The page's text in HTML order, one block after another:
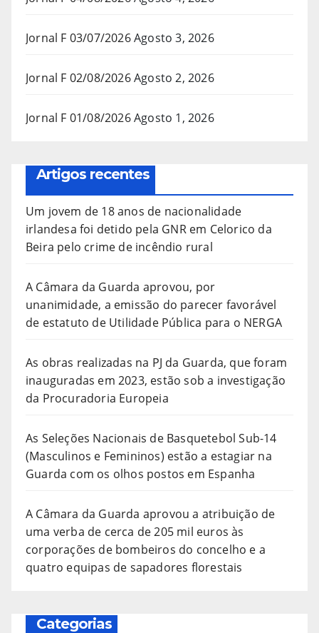
Jornal F 03/07/2026Agosto 3, 2026
Jornal F 02/08/2026Agosto 2, 2026
Jornal F 01/08/2026Agosto 1, 2026
Artigos recentes
Um jovem de 18 anos de nacionalidade
irlandesa foi detido pela GNR em Celorico da
Beira pelo crime de incêndio rural
A Câmara da Guarda aprovou, por
unanimidade, a emissão do parecer favorável
de estatuto de Utilidade Pública para o NERGA
As obras realizadas na PJ da Guarda, que foram
inauguradas em 2023, estão sob a investigação
da Procuradoria Europeia
As Seleções Nacionais de Basquetebol Sub-14
(Masculinos e Femininos) estão a estagiar na
Guarda com os olhos postos em Espanha
A Câmara da Guarda aprovou a atribuição de
uma verba de cerca de 205 mil euros às
corporações de bombeiros do concelho e a
quatro equipas de sapadores florestais
Categorias